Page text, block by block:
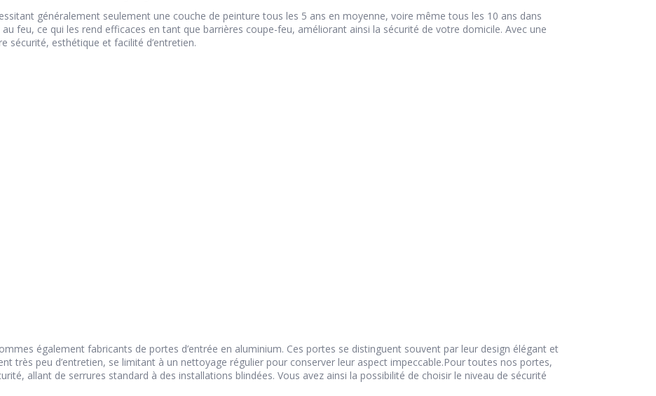
généralement seulement une couche de peinture tous les 5 ans en moyenne, voire même tous les 10 ans dans
feu, ce qui les rend efficaces en tant que barrières coupe-feu, améliorant ainsi la sécurité de votre domicile. Avec une
sécurité, esthétique et facilité d’entretien.
également fabricants de portes d’entrée en aluminium. Ces portes se distinguent souvent par leur design élégant et
très peu d’entretien, se limitant à un nettoyage régulier pour conserver leur aspect impeccable.Pour toutes nos portes,
allant de serrures standard à des installations blindées. Vous avez ainsi la possibilité de choisir le niveau de sécurité